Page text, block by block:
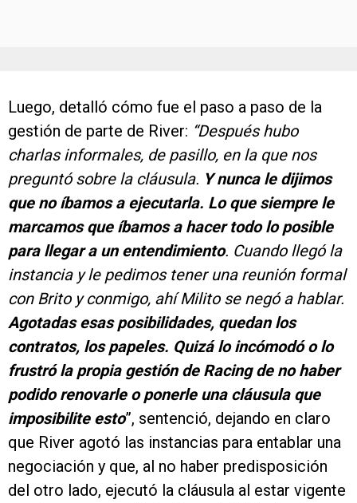
Luego, detalló cómo fue el paso a paso de la
gestión de parte de River: “Después hubo
charlas informales, de pasillo, en la que nos
preguntó sobre la cláusula. Y nunca le dijimos
que no íbamos a ejecutarla. Lo que siempre le
marcamos que íbamos a hacer todo lo posible
para llegar a un entendimiento. Cuando llegó la
instancia y le pedimos tener una reunión formal
con Brito y conmigo, ahí Milito se negó a hablar.
Agotadas esas posibilidades, quedan los
contratos, los papeles. Quizá lo incómodó o lo
frustró la propia gestión de Racing de no haber
podido renovarle o ponerle una cláusula que
imposibilite esto”, sentenció, dejando en claro
que River agotó las instancias para entablar una
negociación y que, al no haber predisposición
del otro lado, ejecutó la cláusula al estar vigente